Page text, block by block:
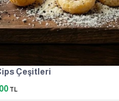
Çeşitleri
TL